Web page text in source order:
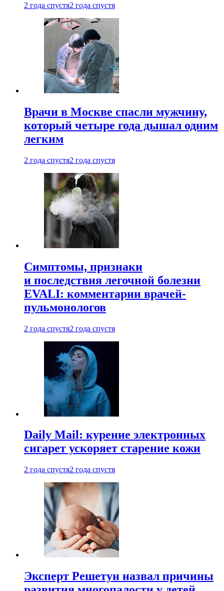
2 года спустя2 года спустя
Врачи в Москве спасли мужчину,
который четыре года дышал одним
легким
2 года спустя2 года спустя
Симптомы, признаки
и последствия легочной болезни
EVALI: комментарии врачей-
пульмонологов
2 года спустя2 года спустя
Daily Mail: курение электронных
сигарет ускоряет старение кожи
2 года спустя2 года спустя
Эксперт Решетун назвал причины